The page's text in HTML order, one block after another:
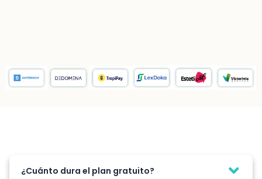
¿Cuánto dura el plan gratuito?